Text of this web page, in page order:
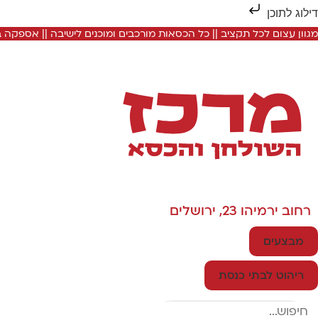
דילוג לתוכן
מגוון עצום לכל תקציב || כל הכסאות מורכבים ומוכנים לישיבה ||
רחוב ירמיהו 23, ירושלים
מבצעים
ריהוט לבתי כנסת
Search